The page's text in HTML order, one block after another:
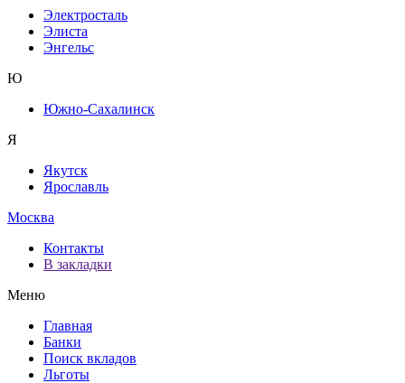
Электросталь
Элиста
Энгельс
Ю
Южно-Сахалинск
Я
Якутск
Ярославль
Москва
Контакты
В закладки
Меню
Главная
Банки
Поиск вкладов
Льготы